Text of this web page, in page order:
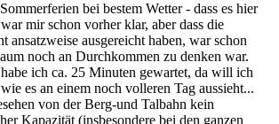
bei bestem Wetter - dass es hier
mir schon vorher klar, aber dass die
ansatzweise ausgereicht haben, war schon
noch an Durchkommen zu denken war.
ich ca. 25 Minuten gewartet, da will ich
es an einem noch volleren Tag aussieht...
von der Berg-und Talbahn kein
Kapazität (insbesondere bei den ganzen